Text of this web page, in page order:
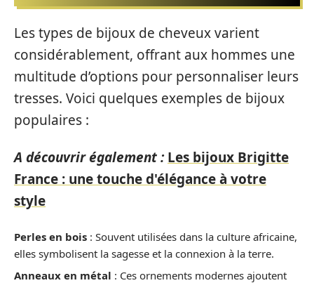
Les types de bijoux de cheveux varient
considérablement, offrant aux hommes une
multitude d’options pour personnaliser leurs
tresses. Voici quelques exemples de bijoux
populaires :
A découvrir également : Les bijoux Brigitte
France : une touche d'élégance à votre
style
Perles en bois : Souvent utilisées dans la culture africaine,
elles symbolisent la sagesse et la connexion à la terre.
Anneaux en métal : Ces ornements modernes ajoutent